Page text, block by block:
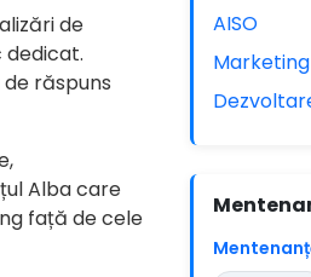
de
răspuns
Alba care
față de cele
AISO